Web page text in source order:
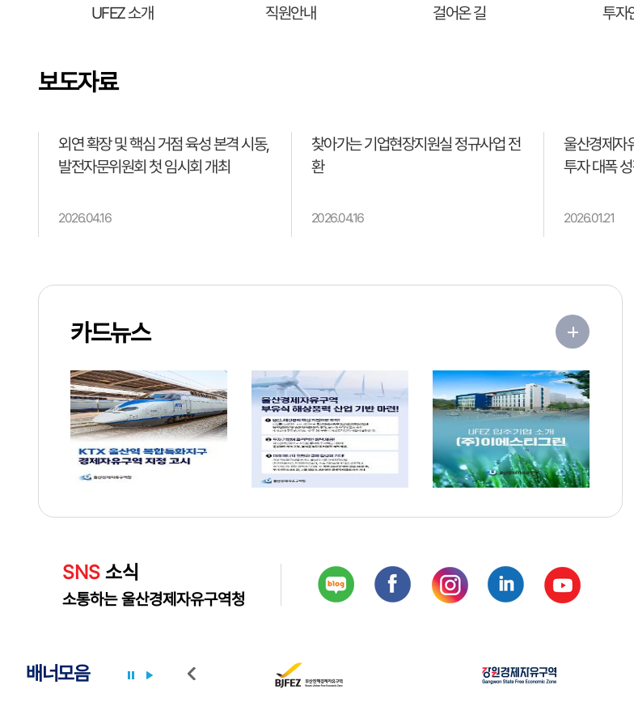
UFEZ 소개 직원안내 걸어온 길 투자
보도자료
외연 확장 및 핵심 거점 육성 본격 시동,
발전자문위원회 첫 임시회 개최
2026.04.16
찾아가는 기업현장지원실 정규사업 전
환
2026.04.16
울산경제자
투자 대폭
2026.01.21
카드뉴스
SNS 소식
소통하는 울산경제자유구역청
배너모음